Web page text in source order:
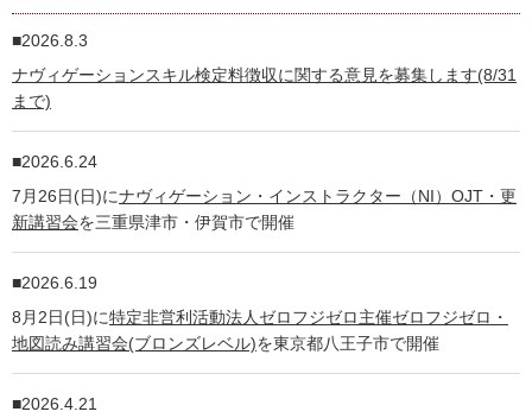
2026.8.3
ナヴィゲーションスキル検定料徴収に関する意見を募集します(8/31
まで)
2026.6.24
7月26日(日)にナヴィゲーション・インストラクター（NI）OJT・更
新講習会を三重県津市・伊賀市で開催
2026.6.19
8月2日(日)に特定非営利活動法人ゼロフジゼロ主催ゼロフジゼロ・
地図読み講習会(ブロンズレベル)を東京都八王子市で開催
2026.4.21